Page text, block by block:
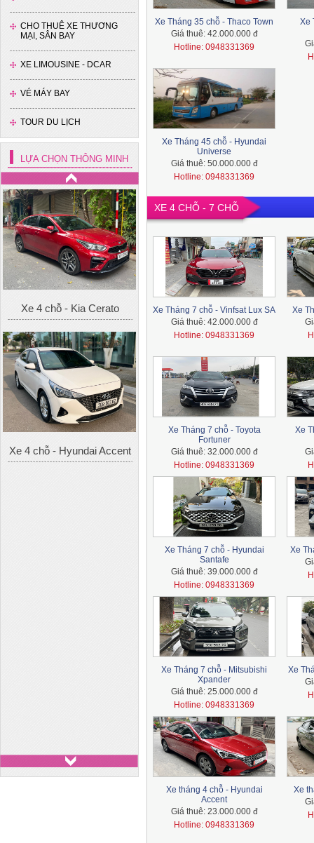
CHO THUÊ XE THƯƠNG
MẠI, SÂN BAY
XE LIMOUSINE - DCAR
VÉ MÁY BAY
TOUR DU LỊCH
LỰA CHỌN THÔNG MINH
Xe 4 chỗ - Kia Cerato
Xe 4 chỗ - Hyundai Accent
Xe Tháng 35 chỗ - Thaco Town
Giá thuê: 42.000.000 đ
Hotline: 0948331369
Xe
Xe Tháng 45 chỗ - Hyundai
Universe
Giá thuê: 50.000.000 đ
Hotline: 0948331369
XE 4 CHỖ - 7 CHỖ
Xe Tháng 7 chỗ - Vinfsat Lux SA
Giá thuê: 42.000.000 đ
Hotline: 0948331369
Xe
Xe Tháng 7 chỗ - Toyota
Fortuner
Giá thuê: 32.000.000 đ
Hotline: 0948331369
Xe
Xe Tháng 7 chỗ - Hyundai
Santafe
Giá thuê: 39.000.000 đ
Hotline: 0948331369
Xe
Xe Tháng 7 chỗ - Mitsubishi
Xpander
Giá thuê: 25.000.000 đ
Hotline: 0948331369
Xe
Xe tháng 4 chỗ - Hyundai
Accent
Giá thuê: 23.000.000 đ
Hotline: 0948331369
Xe